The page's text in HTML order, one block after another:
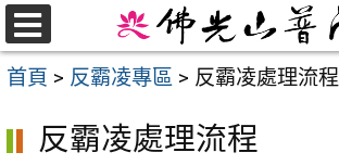
跳
至
主首頁 > 反霸凌專區 > 反霸凌處理流程
反霸凌處理流程
選
單